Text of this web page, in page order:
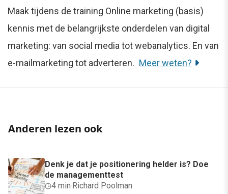
Maak tijdens de training Online marketing (basis)
kennis met de belangrijkste onderdelen van digital
marketing: van social media tot webanalytics. En van
e-mailmarketing tot adverteren. Meer weten?
Anderen lezen ook
Denk je dat je positionering helder is? Doe
de managementtest
4 min· Richard Poolman